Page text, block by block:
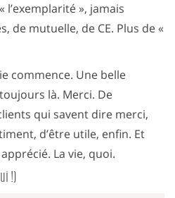
l’exemplarité », jamais
de mutuelle, de CE. Plus de «
commence. Une belle
là. Merci. De
qui savent dire merci,
d’être utile, enfin. Et
La vie, quoi.
!)